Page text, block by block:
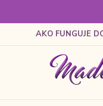
AKO FUNGUJE